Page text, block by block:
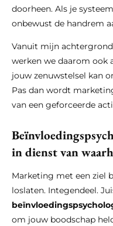
doorheen. Als je
onbewust de handrem
Vanuit mijn
werken we daarom ook
jouw zenuwstelsel kan
Pas dan wordt
van een geforceerde
in dienst van
Marketing met een ziel
loslaten. Integendeel.
om jouw boodschap